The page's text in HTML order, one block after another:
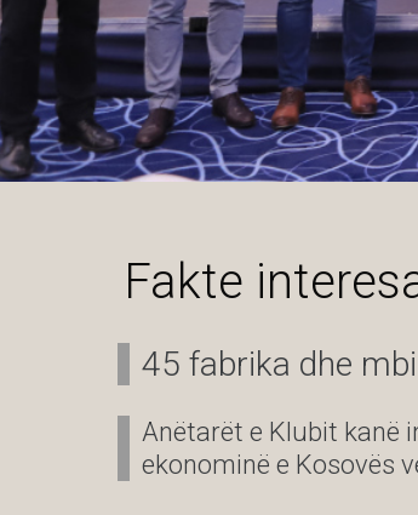
Fakte
45 fabrika dhe
Anëtarët e Klubit kanë
ekonominë e Kosovës